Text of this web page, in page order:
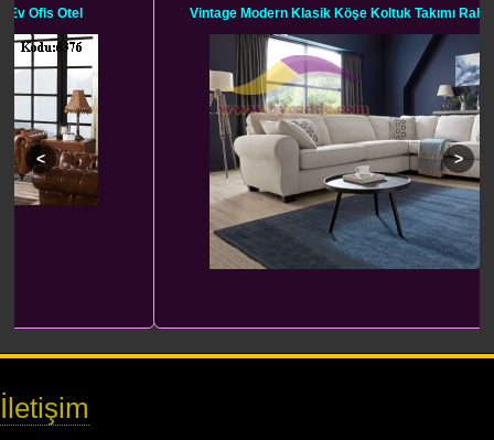
Vintage Modern Klasik Köşe Koltuk Takımı Rahat Lüks Konforlu
İletişim